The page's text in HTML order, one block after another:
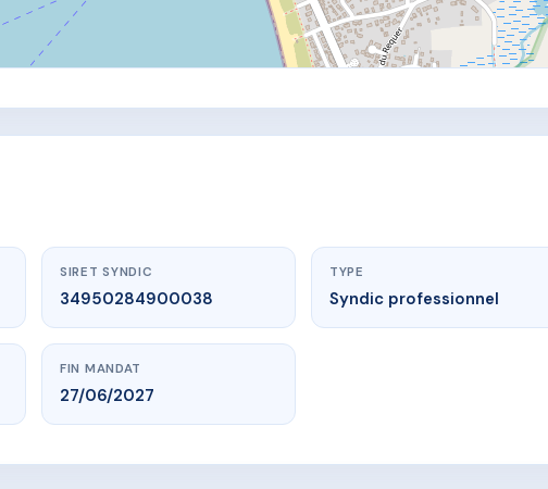
SIRET SYNDIC
34950284900038
TYPE
Syndic professionnel
FIN MANDAT
27/06/2027